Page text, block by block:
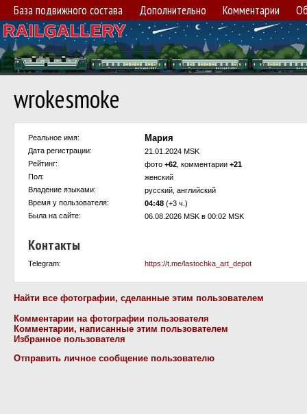
База подвижного состава Дополнительно Комментарии
wrokesmoke
Реальное имя: Мария
Дата регистрации:
21.01.2024 MSK
Рейтинг:
фото +62 , комментарии +21
Пол:
женский
Владение языками:
русский, английский
Время у пользователя:
04:48 (+3 ч.)
Была на сайте:
06.08.2026 MSK в 00:02 MSK
Контакты
Telegram: https://t.me/lastochka_art_depot
Найти все фотографии, сделанные этим пользователем
Комментарии на фотографии пользователя
Комментарии, написанные этим пользователем
Избранное пользователя
Отправить личное сообщение пользователю